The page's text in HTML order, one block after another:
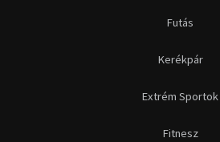
Futás
Kerékpár
Extrém Sportok
Fitnesz